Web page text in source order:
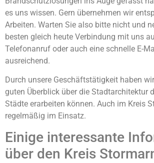
es uns wissen. Gern übernehmen wir
Arbeiten. Warten Sie also bitte nicht und
besten gleich heute Verbindung mit uns
Telefonanruf oder auch eine schnelle E-
ausreichend.
Durch unsere Geschäftstätigkeit haben
guten Überblick über die Stadtarchitektur
Städte erarbeiten können. Auch im Kreis
regelmäßig im Einsatz.
Einige interessante
über den Kreis